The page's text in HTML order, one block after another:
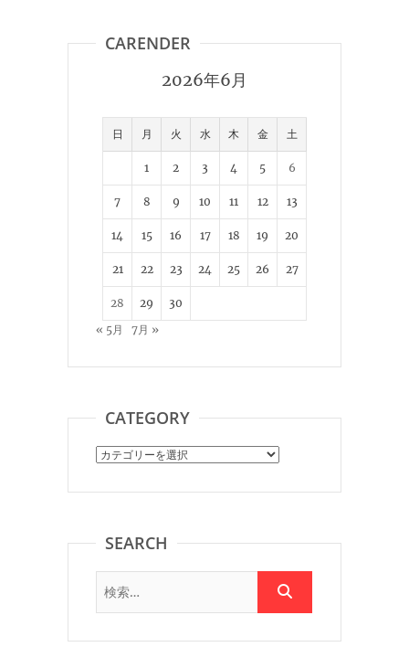
CARENDER
2026年6月
日 月 火 水 木 金 土
1 2 3 4 5 6
7 8 9 10 11 12 13
14 15 16 17 18 19 20
21 22 23 24 25 26 27
28 29
30
« 5月
7月 »
CATEGORY
Category
SEARCH